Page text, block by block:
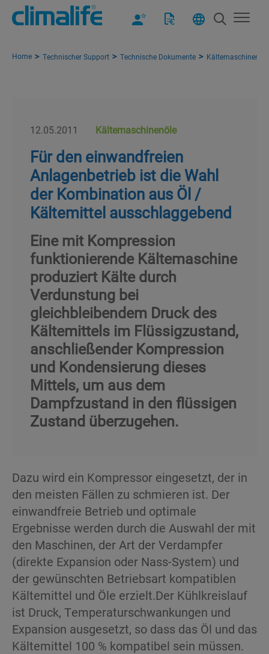
Home Technischer Support Technische Dokumente Kältemaschinenöle
12.05.2011 Kältemaschinenöle
Für den einwandfreien
Anlagenbetrieb ist die Wahl
der Kombination aus Öl /
Kältemittel ausschlaggebend
Eine mit Kompression
funktionierende Kältemaschine
produziert Kälte durch
Verdunstung bei
gleichbleibendem Druck des
Kältemittels im Flüssigzustand,
anschließender Kompression
und Kondensierung dieses
Mittels, um aus dem
Dampfzustand in den flüssigen
Zustand überzugehen.
Dazu wird ein Kompressor eingesetzt, der in
den meisten Fällen zu schmieren ist. Der
einwandfreie Betrieb und optimale
Ergebnisse werden durch die Auswahl der mit
den Maschinen, der Art der Verdampfer
(direkte Expansion oder Nass-System) und
der gewünschten Betriebsart kompatiblen
Kältemittel und Öle erzielt.Der Kühlkreislauf
ist Druck, Temperaturschwankungen und
Expansion ausgesetzt, so dass das Öl und das
Kältemittel 100 % kompatibel sein müssen.